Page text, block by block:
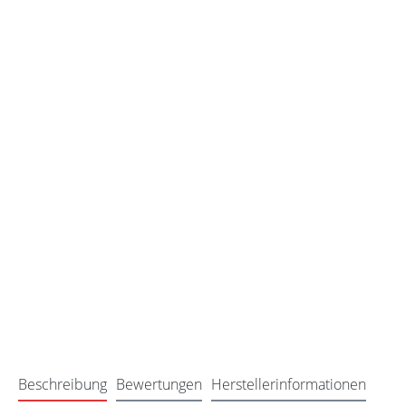
Beschreibung Bewertungen Herstellerinformationen